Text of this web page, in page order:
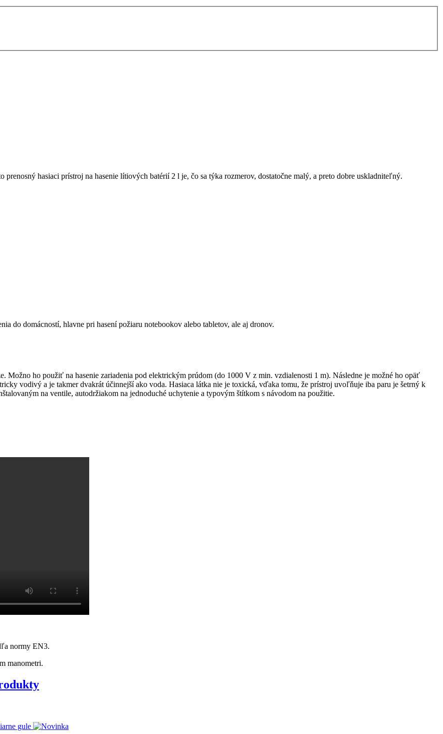
hasiaci prístroj na hasenie lítiových batérií 2 l je, čo sa týka rozmerov, dostatočne malý, a preto dobre uskladniteľný.
do domácností, hlavne pri hasení požiaru notebookov alebo tabletov, ale aj dronov.
Možno ho použiť na hasenie zariadenia pod elektrickým prúdom (do 1000 V z min. vzdialenosti 1 m). Následne je možné ho opäť
vodivý a je takmer dvakrát účinnejší ako voda. Hasiaca látka nie je toxická, vďaka tomu, že prístroj uvoľňuje iba paru je šetrný k
na ventile, autodržiakom na jednoduché uchytenie a typovým štítkom s návodom na použitie.
normy EN3.
manometri.